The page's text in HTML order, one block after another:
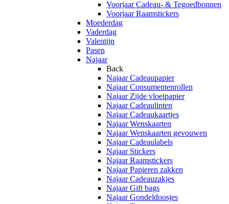
Voorjaar Cadeau- & Tegoedbonnen
Voorjaar Raamstickers
Moederdag
Vaderdag
Valentijn
Pasen
Najaar
Back
Najaar Cadeaupapier
Najaar Consumentenrollen
Najaar Zijde vloeipapier
Najaar Cadeaulinten
Najaar Cadeaukaartjes
Najaar Wenskaarten
Najaar Wenskaarten gevouwen
Najaar Cadeaulabels
Najaar Stickers
Najaar Raamstickers
Najaar Papieren zakken
Najaar Cadeauzakjes
Najaar Gift bags
Najaar Gondeldoosjes